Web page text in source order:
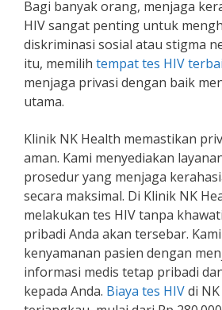
Bagi banyak orang, menjaga
HIV sangat penting untuk
diskriminasi sosial atau stigma
itu, memilih tempat tes HIV
menjaga privasi dengan baik
utama.
Klinik NK Health memastikan
aman. Kami menyediakan
prosedur yang menjaga
secara maksimal. Di Klinik NK
melakukan tes HIV tanpa
pribadi Anda akan tersebar.
kenyamanan pasien dengan
informasi medis tetap pribadi
kepada Anda. Biaya tes HIVdi